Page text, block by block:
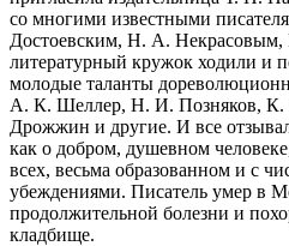
со многими известными
Достоевским, Н. А.
литературный кружок ходили и
молодые таланты
А. К. Шеллер, Н. И. Позняков, К.
Дрожжин и другие. И все
как о добром, душевном
всех, весьма образованном и с
убеждениями. Писатель умер в
продолжительной болезни и
кладбище.